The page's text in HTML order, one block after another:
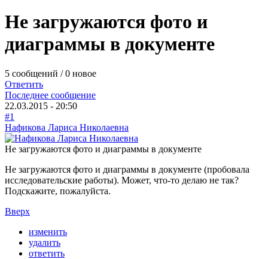
Не загружаются фото и
диаграммы в документе
5 сообщений / 0 новое
Ответить
Последнее сообщение
22.03.2015 - 20:50
#1
Нафикова Лариса Николаевна
Не загружаются фото и диаграммы в документе
Не загружаются фото и диаграммы в документе (пробовала
исследовательские работы). Может, что-то делаю не так?
Подскажите, пожалуйста.
Вверх
изменить
удалить
ответить